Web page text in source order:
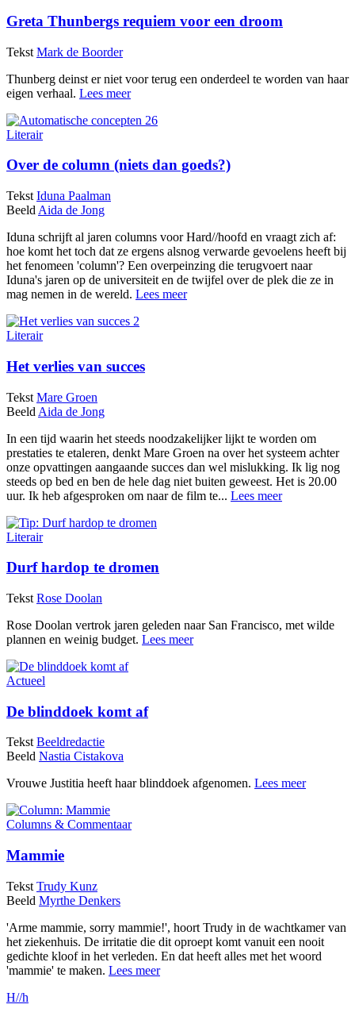
Greta Thunbergs requiem voor een droom
Tekst Mark de Boorder
Thunberg deinst er niet voor terug een onderdeel te worden van haar
eigen verhaal. Lees meer
Literair
Over de column (niets dan goeds?)
Tekst Iduna Paalman
Beeld Aida de Jong
Iduna schrijft al jaren columns voor Hard//hoofd en vraagt zich af:
hoe komt het toch dat ze ergens alsnog verwarde gevoelens heeft bij
het fenomeen 'column'? Een overpeinzing die terugvoert naar
Iduna's jaren op de universiteit en de twijfel over de plek die ze in
mag nemen in de wereld. Lees meer
Literair
Het verlies van succes
Tekst Mare Groen
Beeld Aida de Jong
In een tijd waarin het steeds noodzakelijker lijkt te worden om
prestaties te etaleren, denkt Mare Groen na over het systeem achter
onze opvattingen aangaande succes dan wel mislukking. Ik lig nog
steeds op bed en ben de hele dag niet buiten geweest. Het is 20.00
uur. Ik heb afgesproken om naar de film te... Lees meer
Literair
Durf hardop te dromen
Tekst Rose Doolan
Rose Doolan vertrok jaren geleden naar San Francisco, met wilde
plannen en weinig budget. Lees meer
Actueel
De blinddoek komt af
Tekst Beeldredactie
Beeld Nastia Cistakova
Vrouwe Justitia heeft haar blinddoek afgenomen. Lees meer
Columns & Commentaar
Mammie
Tekst Trudy Kunz
Beeld Myrthe Denkers
'Arme mammie, sorry mammie!', hoort Trudy in de wachtkamer van
het ziekenhuis. De irritatie die dit oproept komt vanuit een nooit
gedichte kloof in het verleden. En dat heeft alles met het woord
'mammie' te maken. Lees meer
H//h